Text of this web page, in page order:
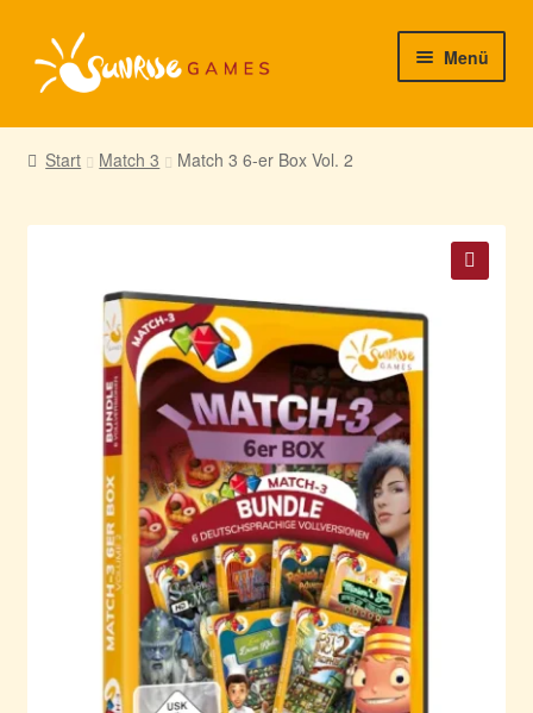
Zur
Navigation
Zum
Inhalt
Menü
► Startseite
► Mein Konto
Start Match 3 Match 3 6-er Box Vol. 2